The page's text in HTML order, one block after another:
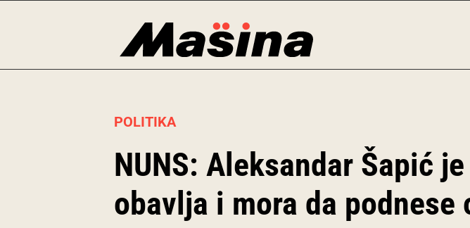
POLITIKA
NUNS: Aleksandar Šapić
obavlja i mora da podnese